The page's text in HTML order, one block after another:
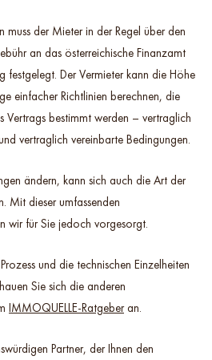
der Mieter in der Regel über den
an das österreichische Finanzamt
festgelegt. Der Vermieter kann die Höhe
einfacher Richtlinien berechnen, die
Vertrags bestimmt werden – vertraglich
vertraglich vereinbarte Bedingungen.
ändern, kann sich auch die Art der
Mit dieser umfassenden
wir für Sie jedoch vorgesorgt.
und die technischen Einzelheiten
Sie sich die anderen
IMMOQUELLE-Ratgeberan.
Partner, der Ihnen den